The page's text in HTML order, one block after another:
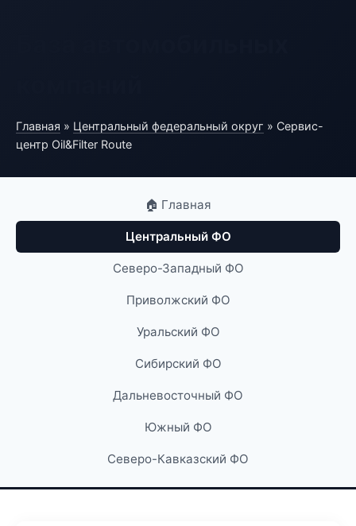
Главная » Центральный федеральный округ » Сервис-
центр Oil&Filter Route
🏠 Главная
Центральный ФО
Северо-Западный ФО
Приволжский ФО
Уральский ФО
Сибирский ФО
Дальневосточный ФО
Южный ФО
Северо-Кавказский ФО